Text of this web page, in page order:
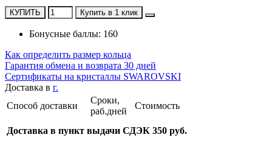
КУПИТЬ Купить в 1 клик
Бонусные баллы: 160
Как определить размер кольца
Гарантия обмена и возврата 30 дней
Сертификаты на кристаллы SWAROVSKI
Доставка в г.
Способ доставки
Сроки,
раб.дней
Стоимость
Доставка в пункт выдачи СДЭК 350 руб.